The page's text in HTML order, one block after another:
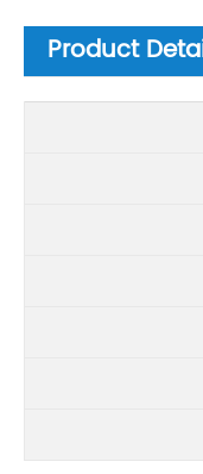
Product